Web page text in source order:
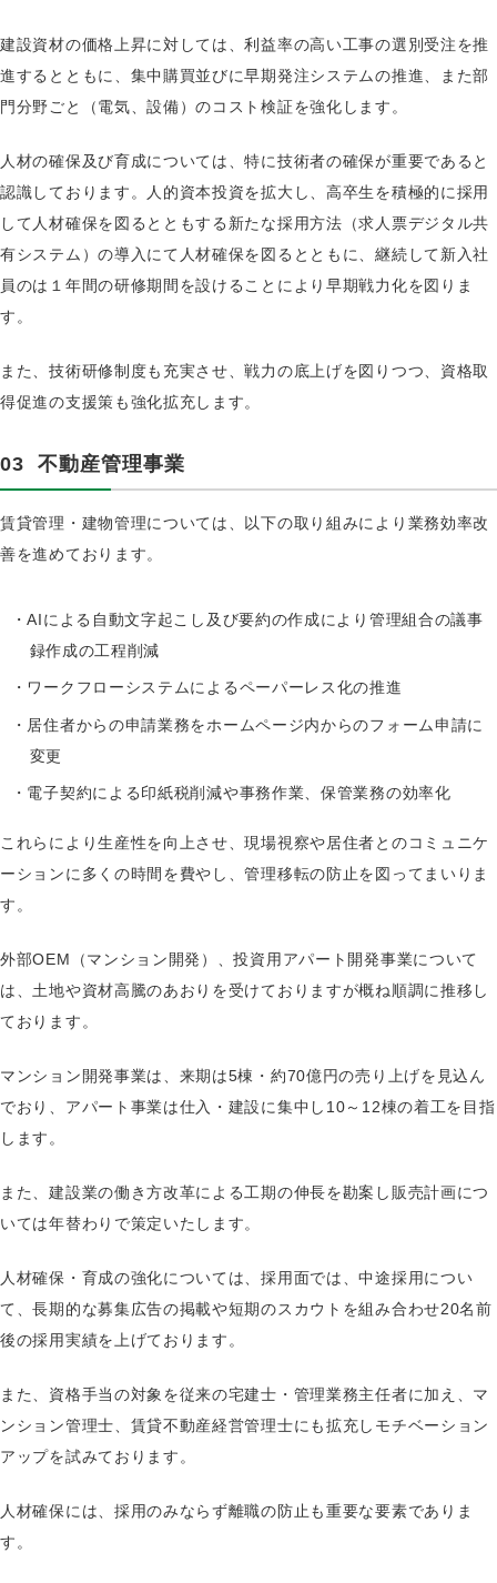
建設資材の価格上昇に対しては、利益率の高い工事の選別受注を推
進するとともに、集中購買並びに早期発注システムの推進、また部
門分野ごと（電気、設備）のコスト検証を強化します。
人材の確保及び育成については、特に技術者の確保が重要であると
認識しております。人的資本投資を拡大し、高卒生を積極的に採用
して人材確保を図るとともする新たな採用方法（求人票デジタル共
有システム）の導入にて人材確保を図るとともに、継続して新入社
員のは１年間の研修期間を設けることにより早期戦力化を図りま
す。
また、技術研修制度も充実させ、戦力の底上げを図りつつ、資格取
得促進の支援策も強化拡充します。
03 不動産管理事業
賃貸管理・建物管理については、以下の取り組みにより業務効率改
善を進めております。
・AIによる自動文字起こし及び要約の作成により管理組合の議事
録作成の工程削減
・ワークフローシステムによるペーパーレス化の推進
・居住者からの申請業務をホームページ内からのフォーム申請に
変更
・電子契約による印紙税削減や事務作業、保管業務の効率化
これらにより生産性を向上させ、現場視察や居住者とのコミュニケ
ーションに多くの時間を費やし、管理移転の防止を図ってまいりま
す。
外部OEM（マンション開発）、投資用アパート開発事業について
は、土地や資材高騰のあおりを受けておりますが概ね順調に推移し
ております。
マンション開発事業は、来期は5棟・約70億円の売り上げを見込ん
でおり、アパート事業は仕入・建設に集中し10～12棟の着工を目指
します。
また、建設業の働き方改革による工期の伸長を勘案し販売計画につ
いては年替わりで策定いたします。
人材確保・育成の強化については、採用面では、中途採用につい
て、長期的な募集広告の掲載や短期のスカウトを組み合わせ20名前
後の採用実績を上げております。
また、資格手当の対象を従来の宅建士・管理業務主任者に加え、マ
ンション管理士、賃貸不動産経営管理士にも拡充しモチベーション
アップを試みております。
人材確保には、採用のみならず離職の防止も重要な要素でありま
す。